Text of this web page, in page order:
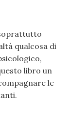
qualcosa di
libro un
le